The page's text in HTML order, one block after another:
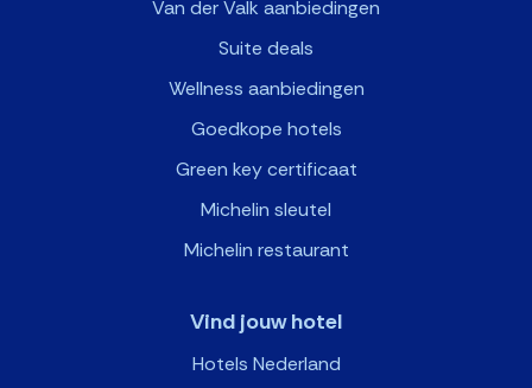
Van der Valk aanbiedingen
Suite deals
Wellness aanbiedingen
Goedkope hotels
Green key certificaat
Michelin sleutel
Michelin restaurant
Vind jouw hotel
Hotels Nederland